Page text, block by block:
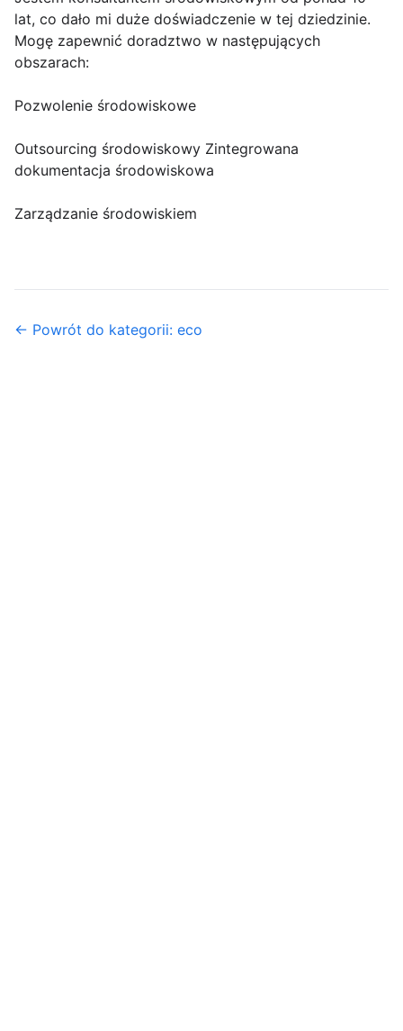
lat, co dało mi duże doświadczenie w tej dziedzinie.
Mogę zapewnić doradztwo w następujących
obszarach:
Pozwolenie środowiskowe
Outsourcing środowiskowy Zintegrowana
dokumentacja środowiskowa
Zarządzanie środowiskiem
← Powrót do kategorii: eco